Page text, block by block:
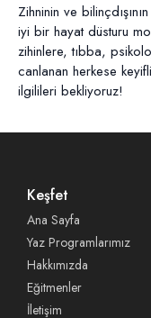
Zihninin ve
iyi bir hayat düsturu
zihinlere, tıbba,
canlanan herkese
ilgilileri bekliyoruz!
Keşfet
Ana Sayfa
Yaz Programlarımız
Hakkımızda
Eğitmenler
İletişim